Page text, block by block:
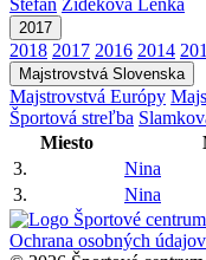
2017
2018 2017 2016 2014
Majstrovstvá Slovenska
Majstrovstvá Európy
Športová streľba
Miesto
3.
Nina
3.
Nina
Ochrana osobných údajov